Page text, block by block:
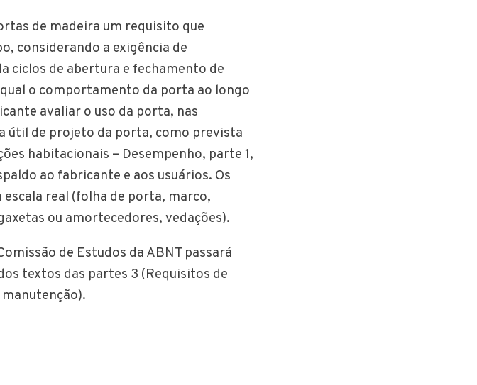
de madeira um requisito que
considerando a exigência de
ciclos de abertura e fechamento de
o comportamento da porta ao longo
avaliar o uso da porta, nas
útil de projeto da porta, como prevista
habitacionais – Desempenho, parte 1,
ao fabricante e aos usuários. Os
real (folha de porta, marco,
ou amortecedores, vedações).
de Estudos da ABNT passará
textos das partes 3 (Requisitos de